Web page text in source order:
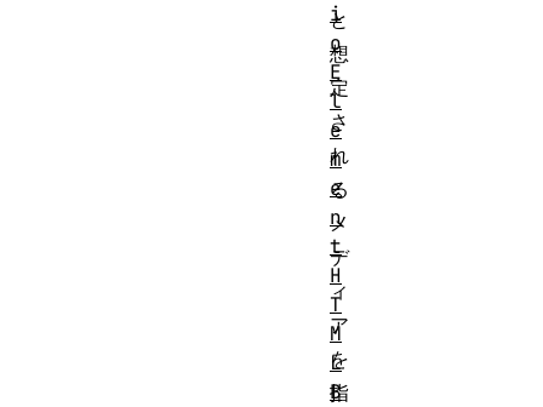
と
想
定
さ
れ
る
メ
デ
ィ
ア
を
指
i
o
E
l
e
m
e
n
t
H
T
M
L
B